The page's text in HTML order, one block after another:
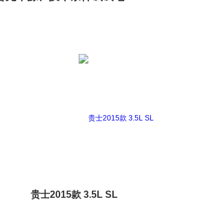
贵士2015款 3.5L SL